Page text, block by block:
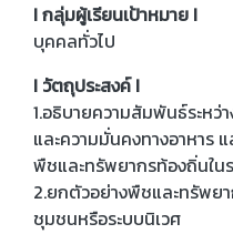
I กลุ่มผู้เรียนเป้าหมาย I
บุคคลทั่วไป
I วัตถุประสงค์ I
1.อธิบายความสัมพันธ์ระหว่
และความมั่นคงทางอาหาร
พืชและทรัพยากรท้องถิ่นใน
2.ยกตัวอย่างพืชและทรัพย
ชุมชนหรือระบบนิเวศ